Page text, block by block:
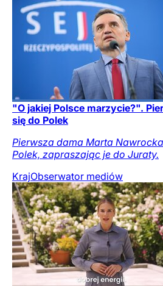
"O jakiej Polsce marzycie?".
się do Polek
Pierwsza dama Marta
Polek, zapraszając je do Juraty.
KrajObserwator mediów